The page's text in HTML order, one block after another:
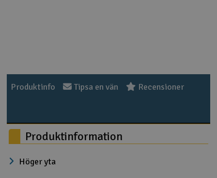
Radioutrustning
Scooter & elfordon
Smarthem, lek och hobby
Produktinfo Tipsa en vän Recensioner
Produktinformation
Höger yta